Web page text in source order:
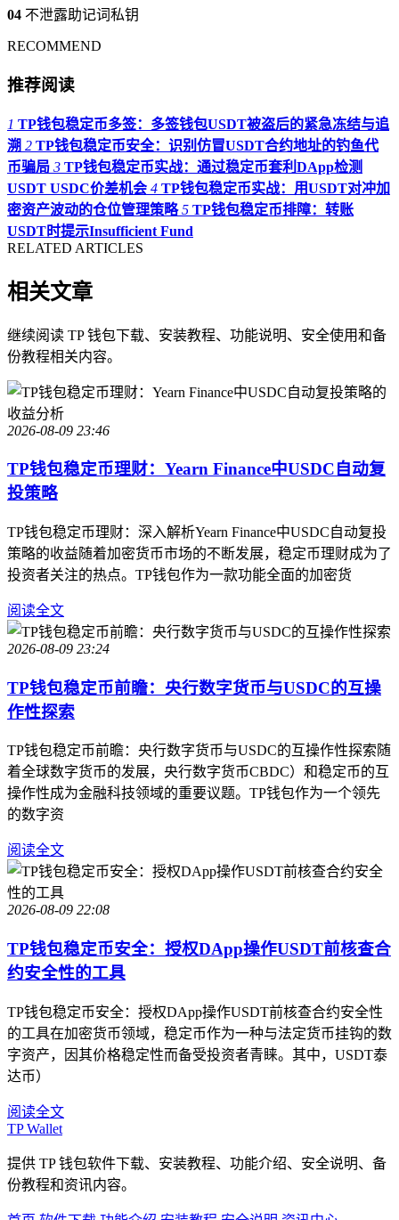
04 不泄露助记词私钥
RECOMMEND
推荐阅读
1 TP钱包稳定币多签：多签钱包USDT被盗后的紧急冻结与追
溯 2 TP钱包稳定币安全：识别仿冒USDT合约地址的钓鱼代
币骗局 3 TP钱包稳定币实战：通过稳定币套利DApp检测
USDT USDC价差机会 4 TP钱包稳定币实战：用USDT对冲加
密资产波动的仓位管理策略 5 TP钱包稳定币排障：转账
USDT时提示Insufficient Fund
RELATED ARTICLES
相关文章
继续阅读 TP 钱包下载、安装教程、功能说明、安全使用和备
份教程相关内容。
2026-08-09 23:46
TP钱包稳定币理财：Yearn Finance中USDC自动复
投策略
TP钱包稳定币理财：深入解析Yearn Finance中USDC自动复投
策略的收益随着加密货币市场的不断发展，稳定币理财成为了
投资者关注的热点。TP钱包作为一款功能全面的加密货
阅读全文
2026-08-09 23:24
TP钱包稳定币前瞻：央行数字货币与USDC的互操
作性探索
TP钱包稳定币前瞻：央行数字货币与USDC的互操作性探索随
着全球数字货币的发展，央行数字货币CBDC）和稳定币的互
操作性成为金融科技领域的重要议题。TP钱包作为一个领先
的数字资
阅读全文
2026-08-09 22:08
TP钱包稳定币安全：授权DApp操作USDT前核查合
约安全性的工具
TP钱包稳定币安全：授权DApp操作USDT前核查合约安全性
的工具在加密货币领域，稳定币作为一种与法定货币挂钩的数
字资产，因其价格稳定性而备受投资者青睐。其中，USDT泰
达币）
阅读全文
TP Wallet
提供 TP 钱包软件下载、安装教程、功能介绍、安全说明、备
份教程和资讯内容。